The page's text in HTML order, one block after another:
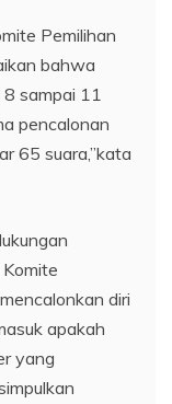
Pemilihan
bahwa
sampai 11
pencalonan
65 suara,”kata
diri
apakah
yang